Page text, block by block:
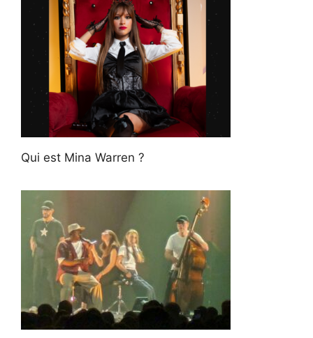
Qui est Mina Warren ?